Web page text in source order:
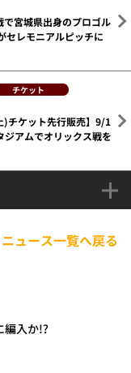
宮城県出身のプロゴル
セレモニアルピッチに
チケット
ケット先行販売】9/1
アムでオリックス戦を
ニュース一覧へ戻る
編入か!?